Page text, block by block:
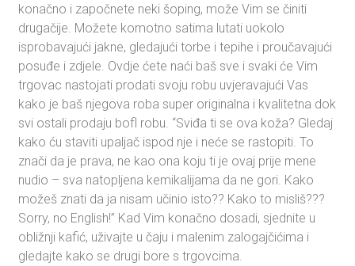
konačno i započnete neki šoping, može Vim se činiti
drugačije. Možete komotno satima lutati uokolo
isprobavajući jakne, gledajući torbe i tepihe i proučavajući
posuđe i zdjele. Ovdje ćete naći baš sve i svaki će Vim
trgovac nastojati prodati svoju robu uvjeravajući Vas
kako je baš njegova roba super originalna i kvalitetna dok
svi ostali prodaju bofl robu. “Sviđa ti se ova koža? Gledaj
kako ću staviti upaljač ispod nje i neće se rastopiti. To
znači da je prava, ne kao ona koju ti je ovaj prije mene
nudio – sva natopljena kemikalijama da ne gori. Kako
možeš znati da ja nisam učinio isto?? Kako to misliš???
Sorry, no English!” Kad Vim konačno dosadi, sjednite u
obližnji kafić, uživajte u čaju i malenim zalogajčićima i
gledajte kako se drugi bore s trgovcima.